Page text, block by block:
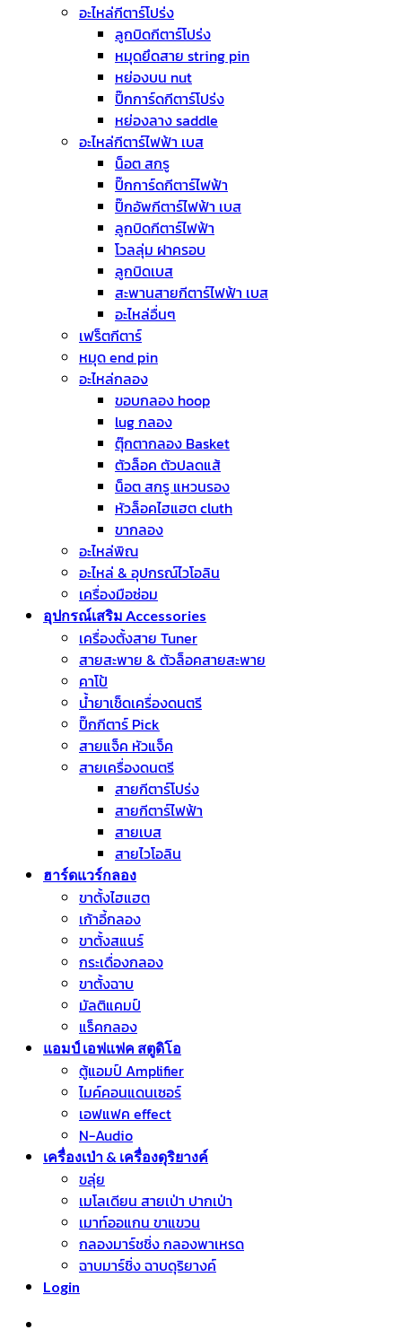
อะไหล่กีตาร์โปร่ง
ลูกบิดกีตาร์โปร่ง
หมุดยึดสาย string pin
หย่องบน nut
ปิ๊กการ์ดกีตาร์โปร่ง
หย่องลาง saddle
อะไหล่กีตาร์ไฟฟ้า เบส
น็อต สกรู
ปิ๊กการ์ดกีตาร์ไฟฟ้า
ปิ๊กอัพกีตาร์ไฟฟ้า เบส
ลูกบิดกีตาร์ไฟฟ้า
โวลลุ่ม ฝาครอบ
ลูกบิดเบส
สะพานสายกีตาร์ไฟฟ้า เบส
อะไหล่อื่นๆ
เฟร็ตกีตาร์
หมุด end pin
อะไหล่กลอง
ขอบกลอง hoop
lug กลอง
ตุ๊กตากลอง Basket
ตัวล็อค ตัวปลดแส้
น็อต สกรู แหวนรอง
หัวล็อคไฮแฮต cluth
ขากลอง
อะไหล่พิณ
อะไหล่ & อุปกรณ์ไวโอลิน
เครื่องมือซ่อม
อุปกรณ์เสริม Accessories
เครื่องตั้งสาย Tuner
สายสะพาย & ตัวล็อคสายสะพาย
คาโป้
น้ำยาเช็ดเครื่องดนตรี
ปิ๊กกีตาร์ Pick
สายแจ็ค หัวแจ็ค
สายเครื่องดนตรี
สายกีตาร์โปร่ง
สายกีตาร์ไฟฟ้า
สายเบส
สายไวโอลิน
ฮาร์ดแวร์กลอง
ขาตั้งไฮแฮต
เก้าอี้กลอง
ขาตั้งสแนร์
กระเดื่องกลอง
ขาตั้งฉาบ
มัลติแคมป์
แร็คกลอง
แอมป์ เอฟแฟค สตูดิโอ
ตู้แอมป์ Amplifier
ไมค์คอนแดนเซอร์
เอฟแฟค effect
N-Audio
เครื่องเป่า & เครื่องดุริยางค์
ขลุ่ย
เมโลเดียน สายเป่า ปากเป่า
เมาท์ออแกน ขาแขวน
กลองมาร์ชชิ่ง กลองพาเหรด
ฉาบมาร์ชิ่ง ฉาบดุริยางค์
Login